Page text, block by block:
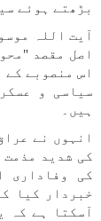
بڑھتے ہوئے
آیت اللہ
اصل مقصد
اس منصوبے
سیاسی و
ہیں۔
انہوں نے
کی شدید مذمت
کی وفاداری
خبردار کیا
آسکتا ہے کہ